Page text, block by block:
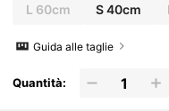
L 60cm S 40cm
Guida alle taglie
Quantità: